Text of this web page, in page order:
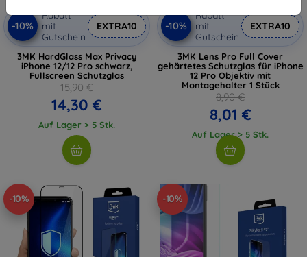
-10%
Rabatt
mit
Gutschein
EXTRA10
3MK HardGlass Max Privacy
iPhone 12/12 Pro schwarz,
Fullscreen Schutzglas
15,90 €
14,30 €
Auf Lager > 5 Stk.
-10%
Rabatt
mit
Gutschein
EXTRA10
3MK Lens Pro Full Cover
gehärtetes Schutzglas für iPhone
12 Pro Objektiv mit
Montagehalter 1 Stück
8,90 €
8,01 €
Auf Lager > 5 Stk.
-10% -10%